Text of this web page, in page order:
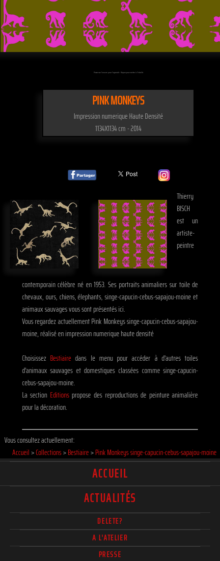
Passez sur l'oeuvre pour l'agrandir - Cliquez pour mettre à l'échelle
PINK MONKEYS
Impression numerique Haute Densité
1134X1134 cm - 2014
Thierry
BISCH
est un
artiste-
peintre
contemporain célèbre né en 1953. Ses portraits animaliers sur toile de
chevaux, ours, chiens, élephants, singe-capucin-cebus-sapajou-moine et
animaux sauvages vous sont présentés ici.
Vous regardez actuellement Pink Monkeys singe-capucin-cebus-sapajou-
moine, réalisé en impression numerique haute densité
Choisissez Bestiaire dans le menu pour accéder à d'autres toiles
d'animaux sauvages et domestiques classées comme singe-capucin-
cebus-sapajou-moine.
La section Editionspropose des reproductions de peinture animalière
pour la décoration.
Vous consultez actuellement:
Accueil >Collections>Bestiaire>Pink Monkeys singe-capucin-cebus-sapajou-moine
ACCUEIL
ACTUALITÉS
DELETE?
A L'ATELIER
PRESSE